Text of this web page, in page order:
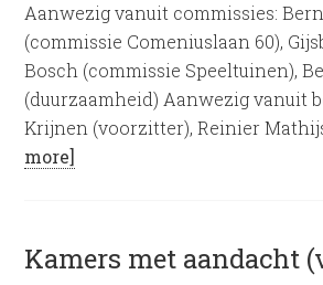
Aanwezig vanuit commissies:
(commissie Comeniuslaan 60),
Bosch (commissie Speeltuinen),
(duurzaamheid) Aanwezig vanuit
Krijnen (voorzitter), Reinier
more]
Kamers met aandacht